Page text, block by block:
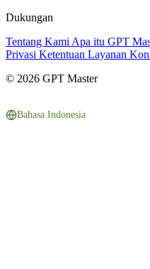
Dukungan
Tentang Kami Apa itu GPT
Privasi Ketentuan Layanan
© 2026 GPT Master
Bahasa Indonesia